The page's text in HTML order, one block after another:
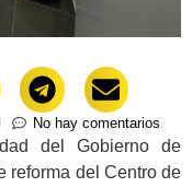
No hay comentarios
del Gobierno de
reforma del Centro de